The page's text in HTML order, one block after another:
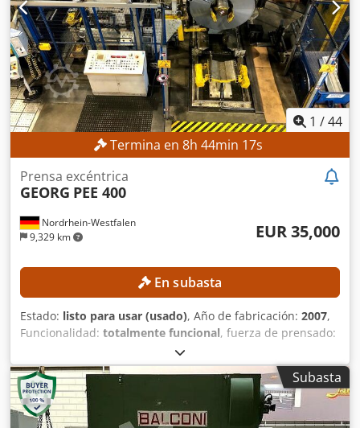
1 /44
Termina en 8h 44min 15s
Nordrhein-Westfalen
9,329 km
Prensa excéntrica
GEORG PEE 400
EUR 35,000
En subasta
Estado: listo para usar (usado), Año de fabricación: 2007,
Funcionalidad: totalmente funcional, fuerza de prensado:
, profundidad de garganta:
mm, peso total:28,000 kg, modelo de controlador:
Siemens S7-300
, ¡La máquina fue sometida a una revisión
general en 2007! Se realizaron las siguientes
modificaciones en la prensa excéntrica de un solo pilar PEE
Subasta